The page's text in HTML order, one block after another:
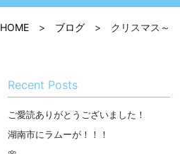
HOME > ブログ > クリスマス～
Recent Posts
ご愛読ありがとうございました！
湖南市にラムーが！！！